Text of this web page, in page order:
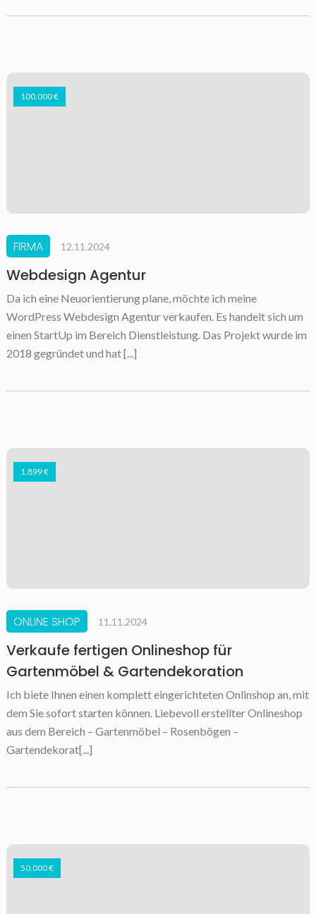
100.000 €
FIRMA 12.11.2024
Webdesign Agentur
Da ich eine Neuorientierung plane, möchte ich meine
WordPress Webdesign Agentur verkaufen. Es handelt sich um
einen StartUp im Bereich Dienstleistung. Das Projekt wurde im
2018 gegründet und hat [...]
1.899 €
ONLINE SHOP 11.11.2024
Verkaufe fertigen Onlineshop für
Gartenmöbel & Gartendekoration
Ich biete Ihnen einen komplett eingerichteten Onlinshop an, mit
dem Sie sofort starten können. Liebevoll erstellter Onlineshop
aus dem Bereich – Gartenmöbel – Rosenbögen –
Gartendekorat[...]
50.000 €